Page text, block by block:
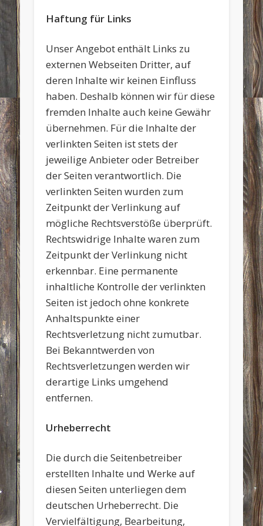
Haftung für Links
Unser Angebot enthält Links zu
externen Webseiten Dritter, auf
deren Inhalte wir keinen Einfluss
haben. Deshalb können wir für diese
fremden Inhalte auch keine Gewähr
übernehmen. Für die Inhalte der
verlinkten Seiten ist stets der
jeweilige Anbieter oder Betreiber
der Seiten verantwortlich. Die
verlinkten Seiten wurden zum
Zeitpunkt der Verlinkung auf
mögliche Rechtsverstöße überprüft.
Rechtswidrige Inhalte waren zum
Zeitpunkt der Verlinkung nicht
erkennbar. Eine permanente
inhaltliche Kontrolle der verlinkten
Seiten ist jedoch ohne konkrete
Anhaltspunkte einer
Rechtsverletzung nicht zumutbar.
Bei Bekanntwerden von
Rechtsverletzungen werden wir
derartige Links umgehend
entfernen.
Urheberrecht
Die durch die Seitenbetreiber
erstellten Inhalte und Werke auf
diesen Seiten unterliegen dem
deutschen Urheberrecht. Die
Vervielfältigung, Bearbeitung,